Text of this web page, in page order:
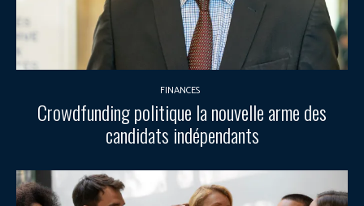
FINANCES
Crowdfunding politique la nouvelle arme des
candidats indépendants